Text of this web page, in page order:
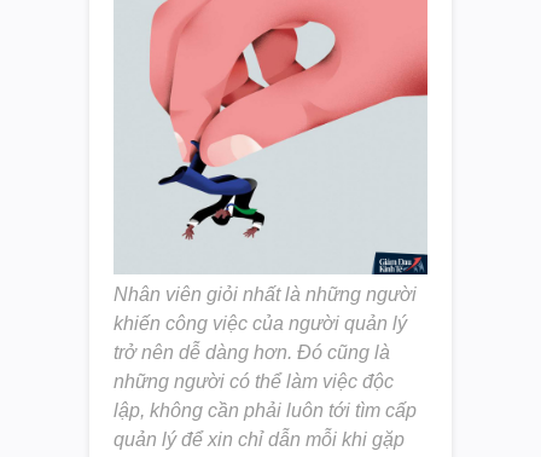
Nhân viên giỏi nhất là những người
khiến công việc của người quản lý
trở nên dễ dàng hơn. Đó cũng là
những người có thể làm việc độc
lập, không cần phải luôn tới tìm cấp
quản lý để xin chỉ dẫn mỗi khi gặp